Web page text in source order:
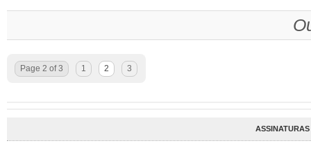
Page 2 of 3 1 2 3
ASSINATURAS